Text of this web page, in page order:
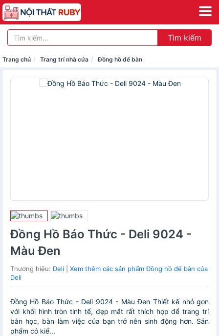
Tìm kiếm
Trang chủ Trang trí nhà cửa Đồng hồ để bàn
Đồng Hồ Báo Thức - Deli 9024 -
Màu Đen
Thương hiệu: Deli
Xem thêm các sản phẩm Đồng hồ để bàn của
Deli
Đồng Hồ Báo Thức - Deli 9024 - Màu Đen Thiết kế nhỏ gọn
với khối hình tròn tinh tế, đẹp mắt rất thích hợp để trang trí
bàn học, bàn làm việc của bạn trở nên sinh động hơn. Sản
phẩm có kiể...